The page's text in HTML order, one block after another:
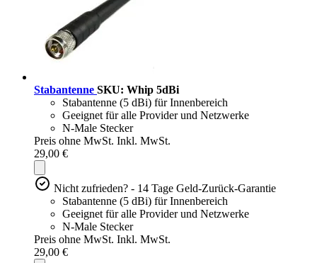
Stabantenne SKU: Whip 5dBi
Stabantenne (5 dBi) für Innenbereich
Geeignet für alle Provider und Netzwerke
N-Male Stecker
Preis ohne MwSt. Inkl. MwSt.
29,00 €
Nicht zufrieden? - 14 Tage Geld-Zurück-Garantie
Stabantenne (5 dBi) für Innenbereich
Geeignet für alle Provider und Netzwerke
N-Male Stecker
Preis ohne MwSt. Inkl. MwSt.
29,00 €